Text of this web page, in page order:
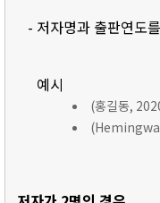
- 저자명과 출판연도
예시
(홍길동,